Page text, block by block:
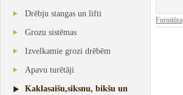
Drēbju stangas un lifti
Grozu sistēmas
Izvelkamie grozi drēbēm
Apavu turētāji
Kaklasaišu,siksnu, bikšu un
Furnitūra